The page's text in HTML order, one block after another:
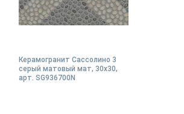
Керамогранит Сассолино 3
серый матовый мат, 30x30,
арт. SG936700N